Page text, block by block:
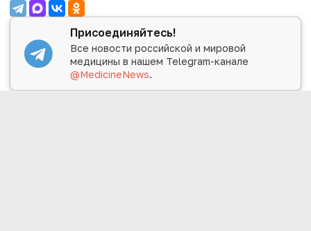
Присоединяйтесь!
Все новости российской и мировой
медицины в нашем Telegram-канале
@MedicineNews.